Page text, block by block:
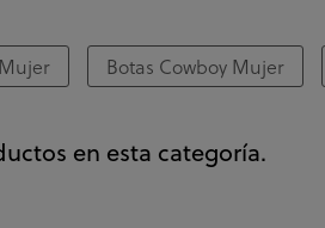
Botas Cowboy Mujer
en esta categoría.